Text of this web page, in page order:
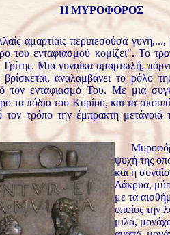
Η ΜΥΡΟΦΟΡΟΣ
αμαρτίαις περιπεσούσα γυνή,...,
του ενταφιασμού κομίζει". Το
Μια γυναίκα αμαρτωλή,
αναλαμβάνει το ρόλο
τον ενταφιασμό Του. Με μια
τα πόδια του Κυρίου, και τα
τον τρόπο την έμπρακτη μετάνοιά
ψυχή της
και η
Δάκρυα,
με τα
οποίος την
μιλά,